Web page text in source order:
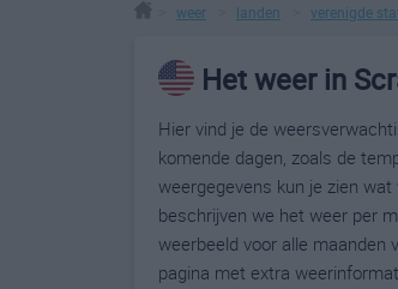
weer landen verenigde
Het weer in
Hier vind je de
komende dagen, zoals de
weergegevens kun je zien
beschrijven we het weer per
weerbeeld voor alle maanden
pagina met extra